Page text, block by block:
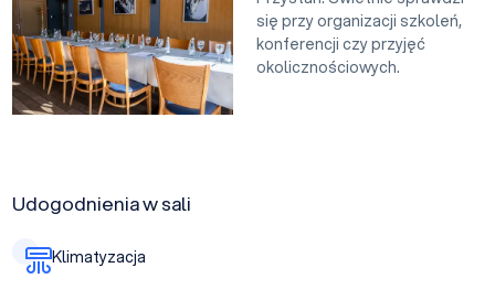
się przy organizacji szkoleń,
konferencji czy przyjęć
okolicznościowych.
Udogodnienia w sali
Klimatyzacja